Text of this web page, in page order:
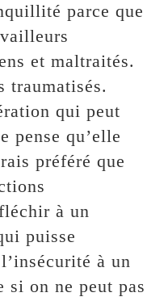
parce que
et maltraités.
traumatisés.
qui peut
pense qu’elle
préféré que
à un
puisse
à un
si on ne peut pas